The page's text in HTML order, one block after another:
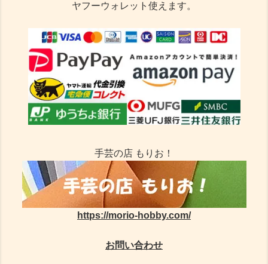
ヤフーウォレット使えます。
手芸の店 もりお！
https://morio-hobby.com/
お問い合わせ